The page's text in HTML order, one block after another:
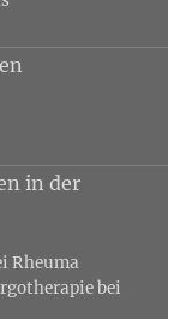
in der
Rheuma
bei